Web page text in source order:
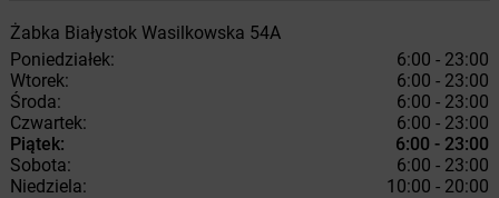
Żabka Białystok Wasilkowska 54A
Poniedziałek:
6:00 - 23:00
Wtorek:
6:00 - 23:00
Środa:
6:00 - 23:00
Czwartek:
6:00 - 23:00
Piątek:
6:00 - 23:00
Sobota:
6:00 - 23:00
Niedziela:
10:00 - 20:00